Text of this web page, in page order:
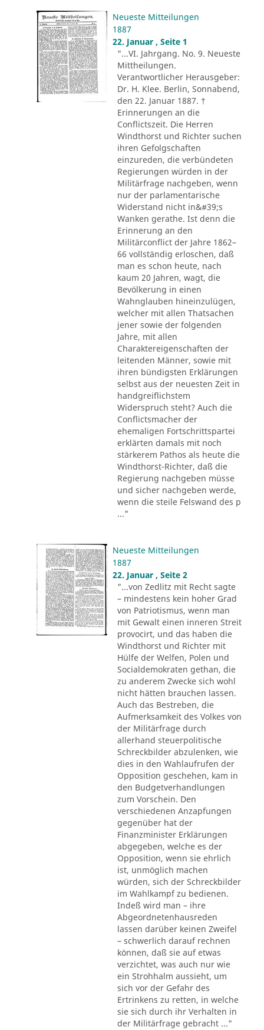
Neueste Mitteilungen
1887
22. Januar , Seite 1
"...VI. Jahrgang. No. 9. Neueste
Mittheilungen.
Verantwortlicher Herausgeber:
Dr. H. Klee. Berlin, Sonnabend,
den 22. Januar 1887. †
Erinnerungen an die
Conflictszeit. Die Herren
Windthorst und Richter suchen
ihren Gefolgschaften
einzureden, die verbündeten
Regierungen würden in der
Militärfrage nachgeben, wenn
nur der parlamentarische
Widerstand nicht in&#39;s
Wanken gerathe. Ist denn die
Erinnerung an den
Militärconflict der Jahre 1862–
66 vollständig erloschen, daß
man es schon heute, nach
kaum 20 Jahren, wagt, die
Bevölkerung in einen
Wahnglauben hineinzulügen,
welcher mit allen Thatsachen
jener sowie der folgenden
Jahre, mit allen
Charaktereigenschaften der
leitenden Männer, sowie mit
ihren bündigsten Erklärungen
selbst aus der neuesten Zeit in
handgreiflichstem
Widerspruch steht? Auch die
Conflictsmacher der
ehemaligen Fortschrittspartei
erklärten damals mit noch
stärkerem Pathos als heute die
Windthorst-Richter, daß die
Regierung nachgeben müsse
und sicher nachgeben werde,
wenn die steile Felswand des p
..."
Neueste Mitteilungen
1887
22. Januar , Seite 2
"...von Zedlitz mit Recht sagte
– mindestens kein hoher Grad
von Patriotismus, wenn man
mit Gewalt einen inneren Streit
provocirt, und das haben die
Windthorst und Richter mit
Hülfe der Welfen, Polen und
Socialdemokraten gethan, die
zu anderem Zwecke sich wohl
nicht hätten brauchen lassen.
Auch das Bestreben, die
Aufmerksamkeit des Volkes von
der Militärfrage durch
allerhand steuerpolitische
Schreckbilder abzulenken, wie
dies in den Wahlaufrufen der
Opposition geschehen, kam in
den Budgetverhandlungen
zum Vorschein. Den
verschiedenen Anzapfungen
gegenüber hat der
Finanzminister Erklärungen
abgegeben, welche es der
Opposition, wenn sie ehrlich
ist, unmöglich machen
würden, sich der Schreckbilder
im Wahlkampf zu bedienen.
Indeß wird man – ihre
Abgeordnetenhausreden
lassen darüber keinen Zweifel
– schwerlich darauf rechnen
können, daß sie auf etwas
verzichtet, was auch nur wie
ein Strohhalm aussieht, um
sich vor der Gefahr des
Ertrinkens zu retten, in welche
sie sich durch ihr Verhalten in
der Militärfrage gebracht ..."